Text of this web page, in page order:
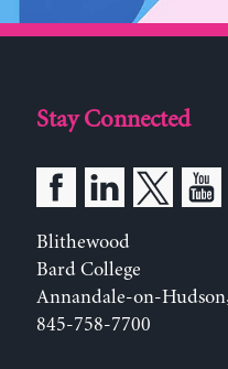
Stay Connected
Blithewood
Bard College
Annandale-on-
845-758-7700